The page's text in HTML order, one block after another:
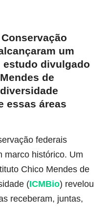
um
estudo divulgado
de
essas áreas
federais
marco histórico. Um
Chico Mendes de
(ICMBio) revelou
receberam, juntas,